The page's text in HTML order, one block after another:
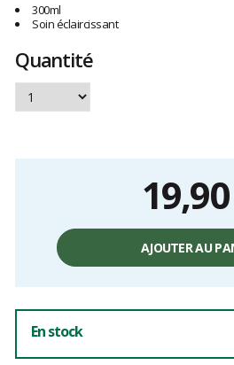
300ml
Soin éclaircissant
Quantité
unitaire,
AJOUTER AU
En stock